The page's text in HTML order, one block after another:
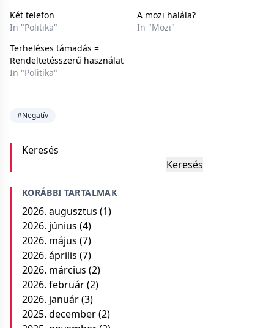
Két telefon
In "Politika"
A mozi halála?
In "Mozi"
Terheléses támadás =
Rendeltetésszerű használat
In "Politika"
#Negatív
Keresés
Keresés
KORÁBBI TARTALMAK
2026. augusztus (1)
2026. június (4)
2026. május (7)
2026. április (7)
2026. március (2)
2026. február(2)
2026. január(3)
2025. december(2)